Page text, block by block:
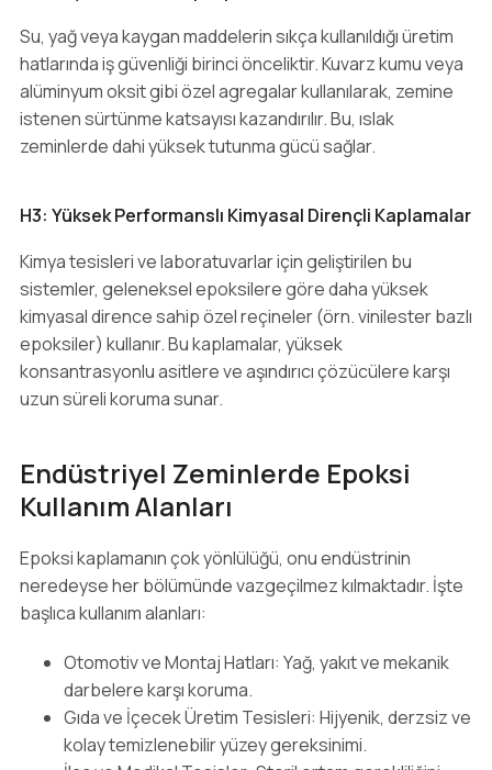
Su, yağ veya kaygan maddelerin sıkça kullanıldığı üretim
hatlarında iş güvenliği birinci önceliktir. Kuvarz kumu veya
alüminyum oksit gibi özel agregalar kullanılarak, zemine
istenen sürtünme katsayısı kazandırılır. Bu, ıslak
zeminlerde dahi yüksek tutunma gücü sağlar.
H3: Yüksek Performanslı Kimyasal Dirençli Kaplamalar
Kimya tesisleri ve laboratuvarlar için geliştirilen bu
sistemler, geleneksel epoksilere göre daha yüksek
kimyasal dirence sahip özel reçineler (örn. vinilester bazlı
epoksiler) kullanır. Bu kaplamalar, yüksek
konsantrasyonlu asitlere ve aşındırıcı çözücülere karşı
uzun süreli koruma sunar.
Endüstriyel Zeminlerde Epoksi
Kullanım Alanları
Epoksi kaplamanın çok yönlülüğü, onu endüstrinin
neredeyse her bölümünde vazgeçilmez kılmaktadır. İşte
başlıca kullanım alanları:
Otomotiv ve Montaj Hatları: Yağ, yakıt ve mekanik
darbelere karşı koruma.
Gıda ve İçecek Üretim Tesisleri: Hijyenik, derzsiz ve
kolay temizlenebilir yüzey gereksinimi.